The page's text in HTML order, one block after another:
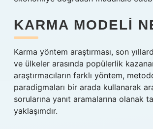
KARMA MODELI
Karma yöntem araştırması, son
ve ülkeler arasında popülerlik
araştırmacıların farklı yöntem,
paradigmaları bir arada kullanarak
sorularına yanıt aramalarına olanak
yaklaşımdır.